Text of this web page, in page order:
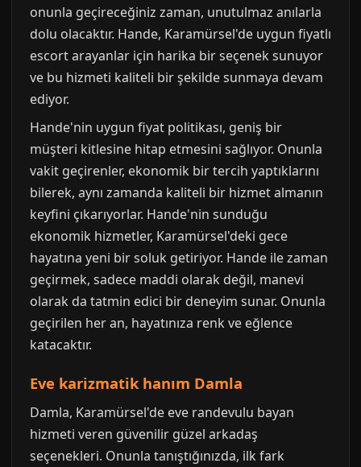
onunla geçireceğiniz zaman, unutulmaz anılarla
dolu olacaktır. Hande, Karamürsel'de uygun fiyatlı
escort arayanlar için harika bir seçenek sunuyor
ve bu hizmeti kaliteli bir şekilde sunmaya devam
ediyor.
Hande'nin uygun fiyat politikası, geniş bir
müşteri kitlesine hitap etmesini sağlıyor. Onunla
vakit geçirenler, ekonomik bir tercih yaptıklarını
bilerek, aynı zamanda kaliteli bir hizmet almanın
keyfini çıkarıyorlar. Hande'nin sunduğu
ekonomik hizmetler, Karamürsel'deki gece
hayatına yeni bir soluk getiriyor. Hande ile zaman
geçirmek, sadece maddi olarak değil, manevi
olarak da tatmin edici bir deneyim sunar. Onunla
geçirilen her an, hayatınıza renk ve eğlence
katacaktır.
Eve karizmatik hanım Damla
Damla, Karamürsel'de eve randevulu bayan
hizmeti veren güvenilir güzel arkadaş
seçenekleri. Onunla tanıştığınızda, ilk fark